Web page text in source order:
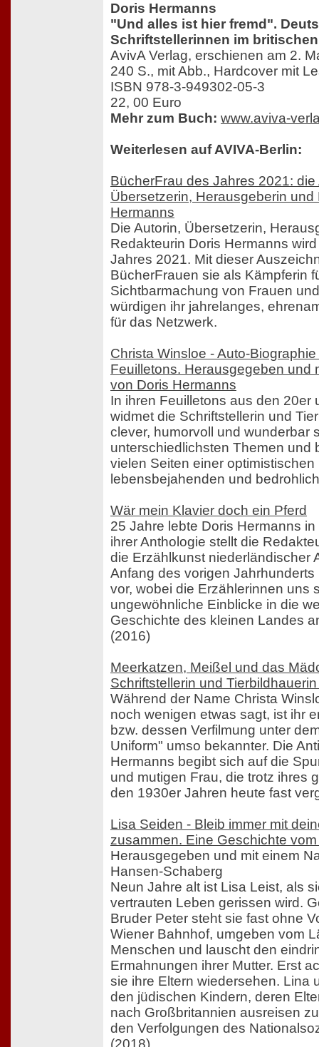
Doris Hermanns
"Und alles ist hier fremd".
Schriftstellerinnen im
AvivA Verlag, erschienen am 2.
240 S., mit Abb., Hardcover mit
ISBN 978-3-949302-05-3
22, 00 Euro
Mehr zum Buch: www.aviva-
Weiterlesen auf AVIVA-Berlin:
BücherFrau des Jahres 2021: die
Übersetzerin, Herausgeberin
Hermanns
Die Autorin, Übersetzerin,
Redakteurin Doris Hermanns
Jahres 2021. Mit dieser
BücherFrauen sie als Kämpferin
Sichtbarmachung von Frauen
würdigen ihr jahrelanges,
für das Netzwerk.
Christa Winsloe - Auto-
Feuilletons. Herausgegeben und
von Doris Hermanns
In ihren Feuilletons aus den 20er
widmet die Schriftstellerin und
clever, humorvoll und wunderbar
unterschiedlichsten Themen und
vielen Seiten einer
lebensbejahenden und
Wär mein Klavier doch ein Pferd
25 Jahre lebte Doris Hermanns
ihrer Anthologie stellt die
die Erzählkunst niederländischer
Anfang des vorigen
vor, wobei die Erzählerinnen uns
ungewöhnliche Einblicke in die
Geschichte des kleinen Landes
(2016)
Meerkatzen, Meißel und das
Schriftstellerin und
Während der Name Christa
noch wenigen etwas sagt, ist ihr
bzw. dessen Verfilmung unter
Uniform" umso bekannter. Die
Hermanns begibt sich auf die
und mutigen Frau, die trotz ihres
den 1930er Jahren heute fast
Lisa Seiden - Bleib immer mit
zusammen. Eine Geschichte
Herausgegeben und mit einem
Hansen-Schaberg
Neun Jahre alt ist Lisa Leist, als
vertrauten Leben gerissen wird.
Bruder Peter steht sie fast ohne
Wiener Bahnhof, umgeben vom
Menschen und lauscht den
Ermahnungen ihrer Mutter. Erst
sie ihre Eltern wiedersehen. Lina
den jüdischen Kindern, deren
nach Großbritannien ausreisen
den Verfolgungen des